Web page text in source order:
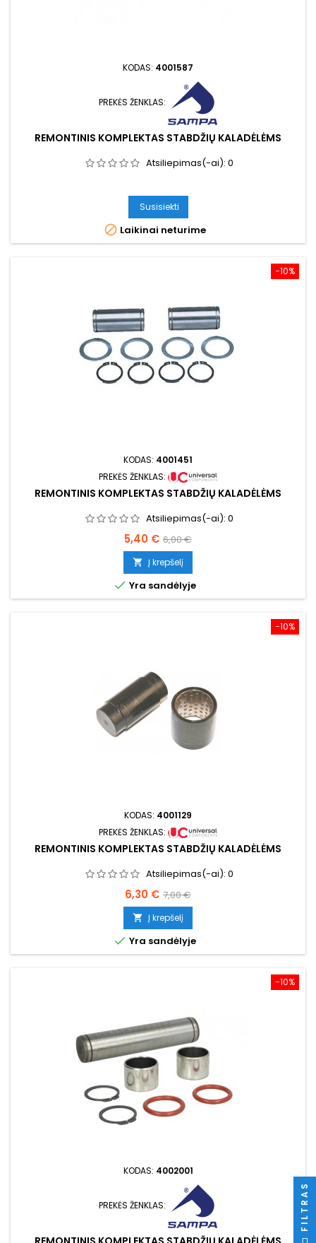
KODAS: 4001587
PREKĖS ŽENKLAS:
REMONTINIS KOMPLEKTAS STABDŽIŲ KALADĖLĖMS
Atsiliepimas(-ai): 0
Susisiekti
 Laikinai neturime
−10%
KODAS: 4001451
PREKĖS ŽENKLAS:
REMONTINIS KOMPLEKTAS STABDŽIŲ KALADĖLĖMS
Atsiliepimas(-ai): 0
Kaina
5,40 € Bazinė
kaina
6,00 €
 Į krepšelį
 Yra sandėlyje
−10%
KODAS: 4001129
PREKĖS ŽENKLAS:
REMONTINIS KOMPLEKTAS STABDŽIŲ KALADĖLĖMS
Atsiliepimas(-ai): 0
Kaina
6,30 € Bazinė
kaina
7,00 €
 Į krepšelį
 Yra sandėlyje
−10%
KODAS: 4002001
PREKĖS ŽENKLAS: FILTRAS